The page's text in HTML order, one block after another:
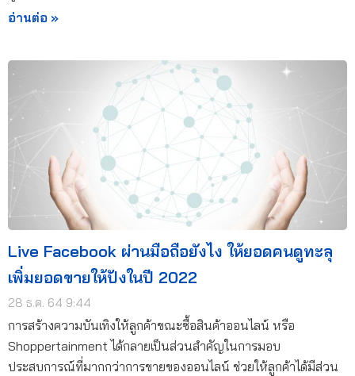
อ่านต่อ »
Live Facebook ผ่านมือถือยังไง ให้ยอดคนดูทะลุ
เพิ่มยอดขายให้ปังในปี 2022
28 ธ.ค. 64 9:44
การสร้างความบันเทิงให้ลูกค้าขณะซื้อสินค้าออนไลน์ หรือ
Shoppertainment ได้กลายเป็นส่วนสำคัญในการมอบ
ประสบการณ์ที่มากกว่าการขายของออนไลน์ ช่วยให้ลูกค้าได้มีส่วน